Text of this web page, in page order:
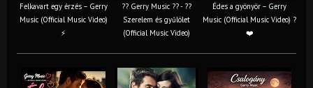
Felkavart egy érzés – Gerry
Music (Official Music Video)
⚡
?? Gerry Music ?? - ??
Szerelem és gyűlölet
(Official Music Video)
Édes a gyönyör – Gerry
Music (Official Music Video) ?
❤️